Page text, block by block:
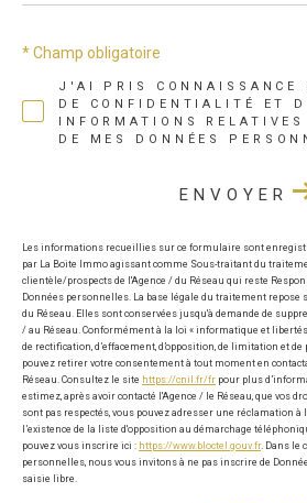
J'AI PRIS CONNAISSANCE
DE CONFIDENTIALITÉ ET
INFORMATIONS
DE MES DONNÉES
* Champ obligatoire
ENVOYER
Les informations recueillies sur ce formulaire sont
par La Boite Immo agissant comme Sous-traitant du
clientèle/prospects de l'Agence / du Réseau qui reste
Données personnelles. La base légale du traitement
du Réseau. Elles sont conservées jusqu'à demande de
/ au Réseau. Conformément à la loi « informatique et libertés
de rectification, d’effacement, d’opposition, de limitation et
pouvez retirer votre consentement à tout moment en
Réseau. Consultez le site https://cnil.fr/fr pour plus
estimez, après avoir contacté l'Agence / le Réseau, que vos
sont pas respectés, vous pouvez adresser une réclamation à
l’existence de la liste d'opposition au démarchage
pouvez vous inscrire ici : https://www.bloctel.gouv.fr. Dans le
personnelles, nous vous invitons à ne pas inscrire de
saisie libre.